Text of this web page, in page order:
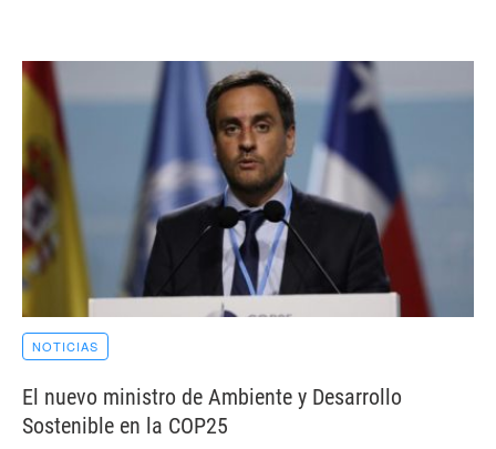
NOTICIAS
El nuevo ministro de Ambiente y Desarrollo
Sostenible en la COP25